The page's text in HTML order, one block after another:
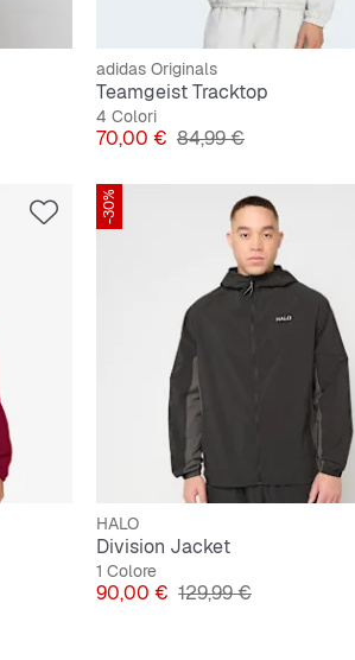
adidas Originals
Teamgeist Tracktop
4 Colori
Prezzo
70,00 € Prezzo originale
84,99 €
-30%
HALO
Division Jacket
1 Colore
Prezzo
90,00 € Prezzo originale
129,99 €